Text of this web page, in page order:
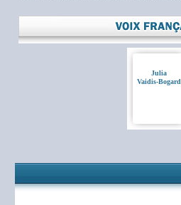
Julia
Vaidis-Bogard